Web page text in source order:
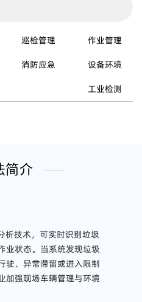
巡检管理
作业管理
消防应急
设备环境
工业检测
简介
析技术，可实时识别垃圾
业状态。当系统发现垃圾
驶、异常滞留或进入限制
加强现场车辆管理与环境